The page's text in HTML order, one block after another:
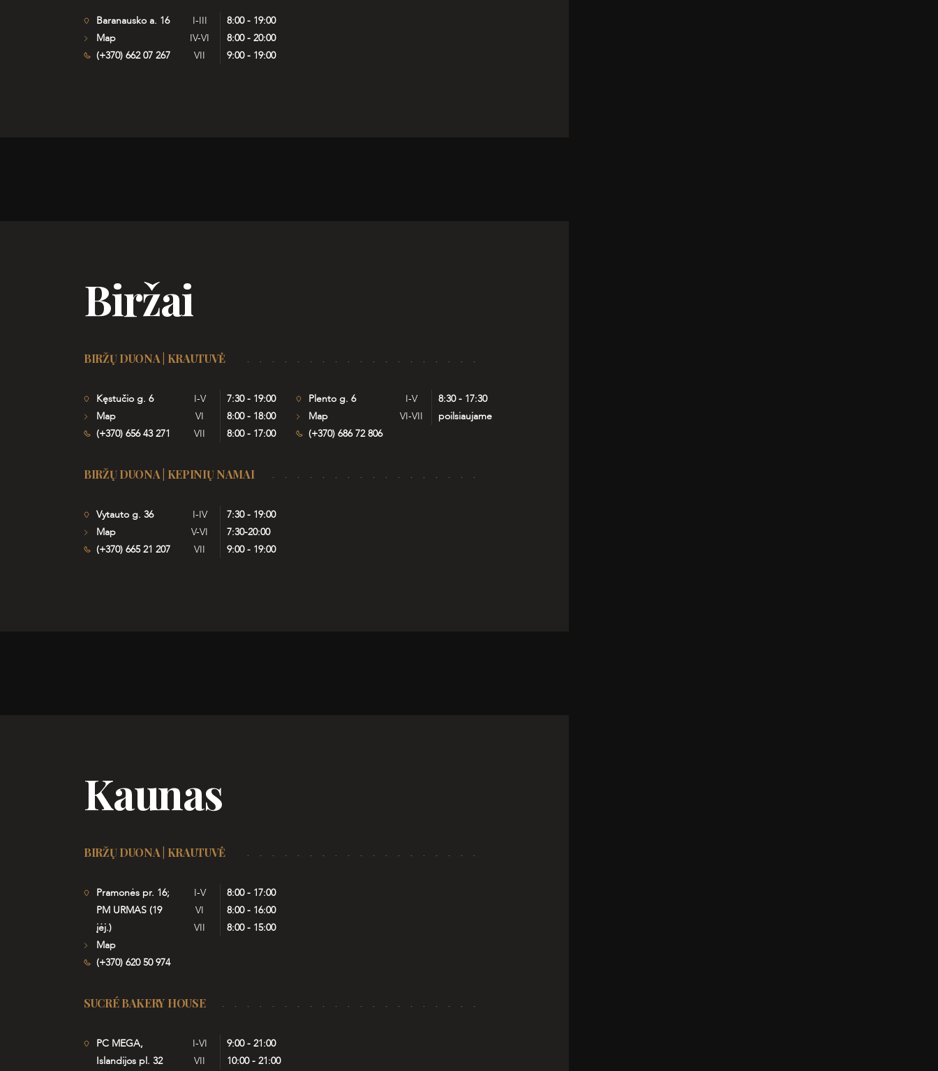
Baranausko a. 16
Map
(+370) 662 07 267
I-III
8:00 - 19:00
IV-VI
8:00 - 20:00
VII
9:00 - 19:00
Biržai
BIRŽŲ DUONA | KRAUTUVĖ
Kęstučio g. 6
Map
(+370) 656 43 271
I-V
7:30 - 19:00
VI
8:00 - 18:00
VII
8:00 - 17:00
Plento g. 6
Map
(+370) 686 72 806
I-V
8:30 - 17:30
VI-VII
poilsiaujame
BIRŽŲ DUONA | KEPINIŲ NAMAI
Vytauto g. 36
Map
(+370) 665 21 207
I-IV
7:30 - 19:00
V-VI
7:30-20:00
VII
9:00 - 19:00
Kaunas
BIRŽŲ DUONA | KRAUTUVĖ
Pramonės pr. 16;
PM URMAS (19
įėj.)
Map
(+370) 620 50 974
I-V
8:00 - 17:00
VI
8:00 - 16:00
VII
8:00 - 15:00
SUCRÉ BAKERY HOUSE
PC MEGA,
Islandijos pl. 32
I-VI
9:00 - 21:00
VII
10:00 - 21:00